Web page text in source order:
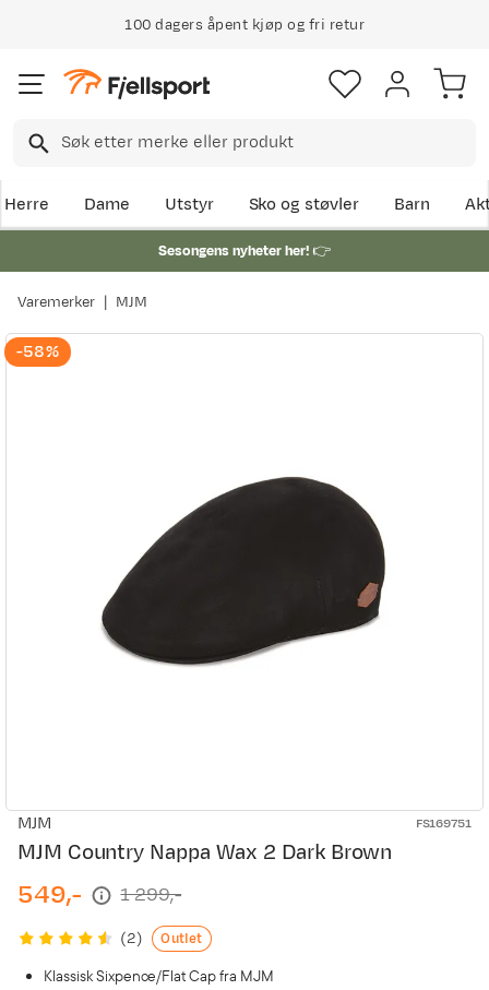
100 dagers åpent kjøp og fri retur
Herre Dame Utstyr Sko og støvler Barn
Sesongens nyheter her!👉
Varemerker MJM
-58%
MJM FS169751
MJM Country Nappa Wax 2 Dark Brown
discounted
price
549,-
original
price
1 299,-
(2)
Outlet
Klassisk Sixpence/Flat Cap fra MJM